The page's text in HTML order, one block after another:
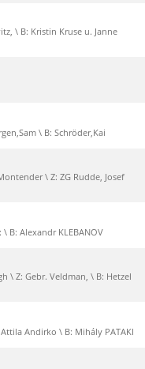
\ B: Kristin Kruse u. Janne
\ B: Schröder,Kai
\ Z: ZG Rudde, Josef
\ B: Alexandr KLEBANOV
\ Z: Gebr. Veldman, \ B: Hetzel
Attila Andirko \ B: Mihály PATAKI